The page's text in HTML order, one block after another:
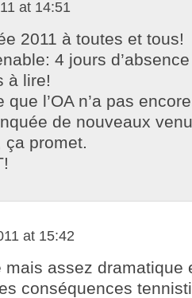
at 14:51
2011 à toutes et tous!
4 jours
à lire!
que l’OA n’a pas
de nouveaux
ça promet.
at 15:42
mais assez dramatique
conséquences